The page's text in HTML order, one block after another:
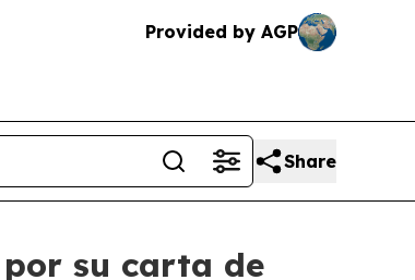
Provided by AGP
Share
su carta de